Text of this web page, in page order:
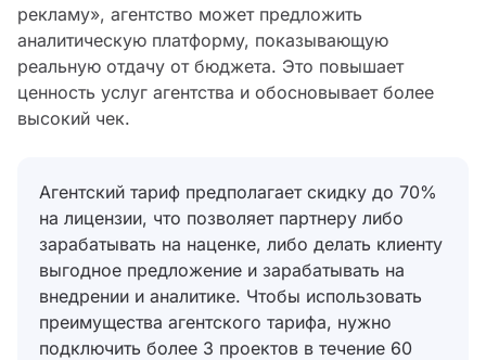
рекламу», агентство может предложить
аналитическую платформу, показывающую
реальную отдачу от бюджета. Это повышает
ценность услуг агентства и обосновывает более
высокий чек.
Агентский тариф предполагает скидку до 70%
на лицензии, что позволяет партнеру либо
зарабатывать на наценке, либо делать клиенту
выгодное предложение и зарабатывать на
внедрении и аналитике. Чтобы использовать
преимущества агентского тарифа, нужно
подключить более 3 проектов в течение 60